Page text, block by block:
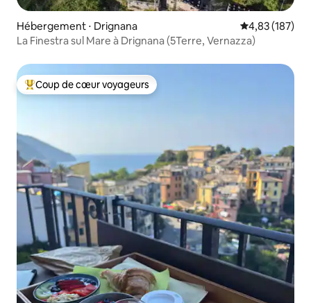
Hébergement ⋅ Drignana Évaluation
4,83 (187)
La Finestra sul Mare à Drignana (5Terre, Vernazza)
Coups de cœur voyageurs les plus appréciés
Coup de cœur voyageurs